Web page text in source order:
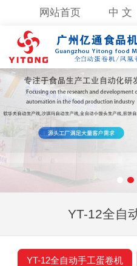
网站首页 中 文
YT-12全自
YT-12全自动手工蛋卷机